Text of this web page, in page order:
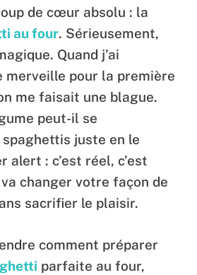
de cœur absolu : la
au four. Sérieusement,
Quand j’ai
merveille pour la première
me faisait une blague.
peut-il se
juste en le
alert : c’est réel, c’est
changer votre façon de
sacrifier le plaisir.
comment préparer
parfaite au four,